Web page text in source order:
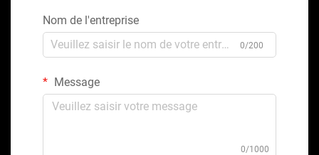
Nom de l'entreprise
0/200
Message
0/1000